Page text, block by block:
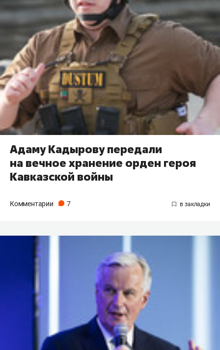
Адаму Кадырову передали
на вечное хранение орден героя
Кавказской войны
Комментарии 7